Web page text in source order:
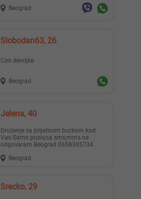
Beograd
Slobodan63, 26
Cao devojke
Beograd
Jelena, 40
Druzenje sa prijatnom buckom kod
Vas.Samo poziv,na sms,mms ne
odgovaram.Beograd 0658305734
Beograd
Srecko, 29